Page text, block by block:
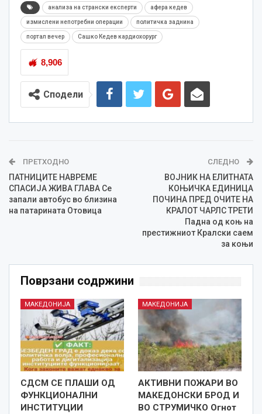
анализа на странски експерти афера кедев
измислени непотребни операции политичка заднина
портал вечер Сашко Кедев кардиохорург
8,906
Сподели
ПРЕТХОДНО
ПАТНИЦИТЕ НАВРЕМЕ
СПАСИЈА ЖИВА ГЛАВА Се
запали автобус во близина
на патарината Отовица
СЛЕДНО
ВОЈНИК НА ЕЛИТНАТА
КОЊИЧКА ЕДИНИЦА
ПОЧИНА ПРЕД ОЧИТЕ НА
КРАЛОТ ЧАРЛС ТРЕТИ
Падна од коњ на
престижниот Кралски саем
за коњи
Поврзани содржини
МАКЕДОНИЈА
СДСМ СЕ ПЛАШИ ОД
ФУНКЦИОНАЛНИ
ИНСТИТУЦИИ
МАКЕДОНИЈА
АКТИВНИ ПОЖАРИ ВО
МАКЕДОНСКИ БРОД И
ВО СТРУМИЧКО Огнот